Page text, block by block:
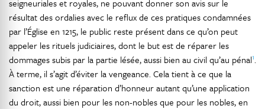
seigneuriales et royales, ne pouvant donner son avis sur le
résultat des ordalies avec le reflux de ces pratiques condamnées
par l’Église en 1215, le public reste présent dans ce qu’on peut
appeler les rituels judiciaires, dont le but est de réparer les
dommages subis par la partie lésée, aussi bien au civil qu’au pénal1.
À terme, il s’agit d’éviter la vengeance. Cela tient à ce que la
sanction est une réparation d’honneur autant qu’une application
du droit, aussi bien pour les non-nobles que pour les nobles, en